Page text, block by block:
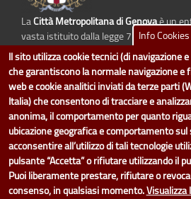
LaCittà Metropolitana di Genovaè un
vasta istituito dalla legge 7 aprile 2014 n.
Sostituisce la Provincia di Genova.
dati.cittametropolitana.genova.itè il
Metropolitana di
Il design e la gestione sono a cura del
Direzione è responsabile per la
accedi (area riservata)|contatti|
Info Cookies
Il sito utilizza cookie tecnici (di navigazione
che garantiscono la normale navigazione e
web e cookie analitici inviati da terze parti
Italia) che consentono di tracciare e
anonima, il comportamento per quanto
ubicazione geografica e comportamento sul
acconsentire all’utilizzo di tali tecnologie
pulsante “Accetta” o rifiutare utilizzando il
Puoi liberamente prestare, rifiutare o
consenso, in qualsiasi momento.Visualizza